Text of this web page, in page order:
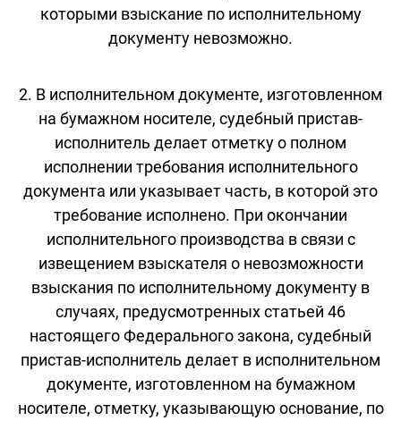
которыми взыскание по исполнительному
документу невозможно.
2. В исполнительном документе, изготовленном
на бумажном носителе, судебный пристав-
исполнитель делает отметку о полном
исполнении требования исполнительного
документа или указывает часть, в которой это
требование исполнено. При окончании
исполнительного производства в связи с
извещением взыскателя о невозможности
взыскания по исполнительному документу в
случаях, предусмотренных статьей 46
настоящего Федерального закона, судебный
пристав-исполнитель делает в исполнительном
документе, изготовленном на бумажном
носителе, отметку, указывающую основание, по